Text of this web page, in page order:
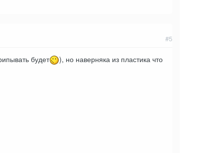
#5
будет ), но наверняка из пластика что